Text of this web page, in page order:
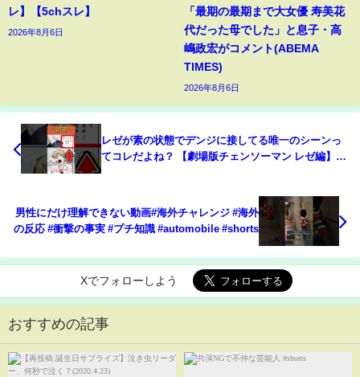
レ】【5chスレ】
2026年8月6日
「最期の最期まで大女優 寿美花
代だった母でした」と息子・高
嶋政宏がコメント(ABEMA
TIMES)
2026年8月6日
レゼが素の状態でデンジに接してる唯一のシーンっ
てコレだよね？ 【劇場版チェンソーマン レゼ編】#
男性にだけ理解できない動画#海外チャレンジ #海外
の反応 #衝撃の事実 #プチ知識 #automobile #shorts
Xでフォローしよう
おすすめの記事